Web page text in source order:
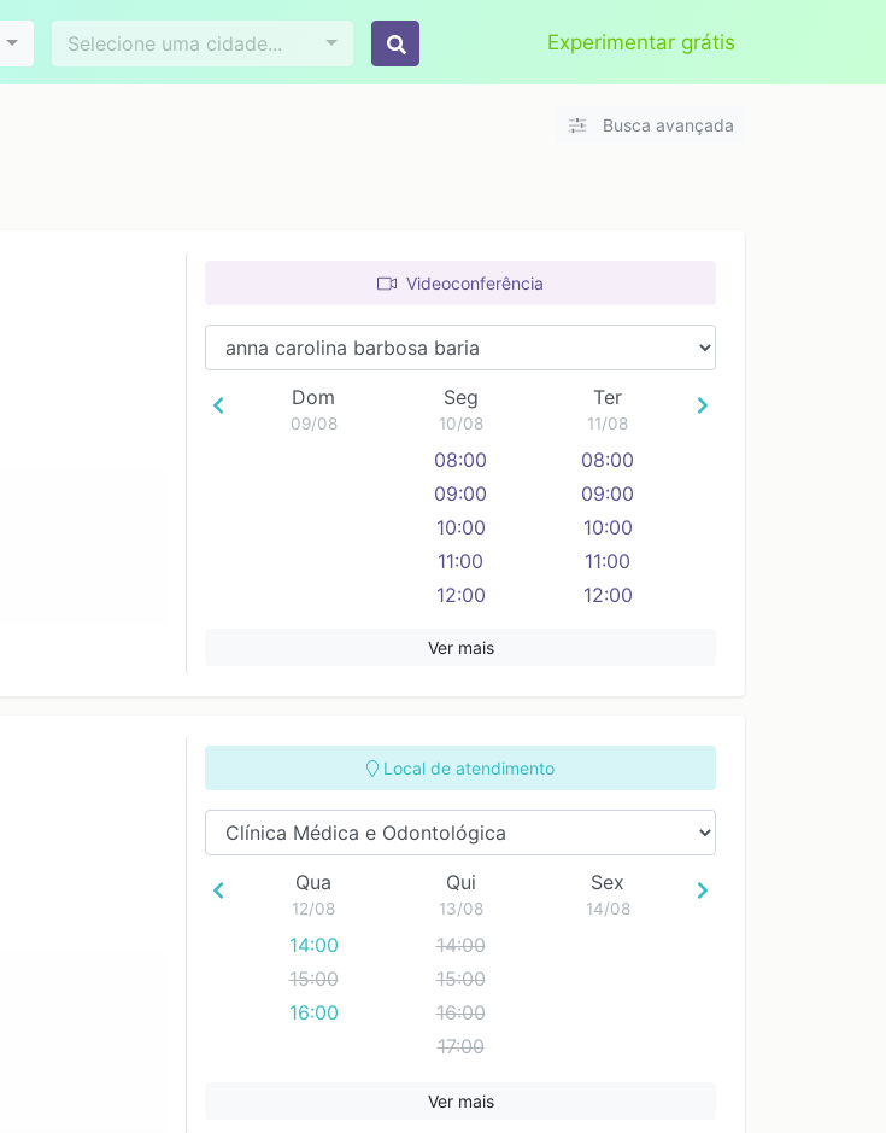
Selecione uma cidade... Experimentar grátis
Videoconferência Aplicar
Busca avançada
Videoconferência
Dom
09/08
Seg
10/08
08:00
09:00
10:00
11:00
12:00
14:00
17:00
18:00
19:00
Ter
11/08
08:00
09:00
10:00
11:00
12:00
18:00
Ver mais
Local de atendimento
Qua
12/08
14:00
15:00
16:00
Qui
13/08
14:00
15:00
16:00
17:00
Sex
14/08
Ver mais